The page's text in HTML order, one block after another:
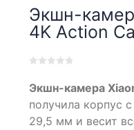
Экшн-
4K Action
out
based
on
Экшн-камера
получила корпус
29,5 мм и весит